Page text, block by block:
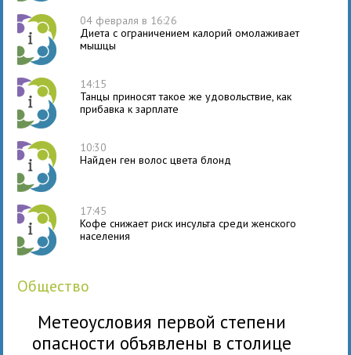
04 февраля в 16:26
Диета с ограничением калорий омолаживает
мышцы
14:15
Танцы приносят такое же удовольствие, как
прибавка к зарплате
10:30
Найден ген волос цвета блонд
17:45
Кофе снижает риск инсульта среди женского
населения
общество
Метеоусловия первой степени
опасности объявлены в столице